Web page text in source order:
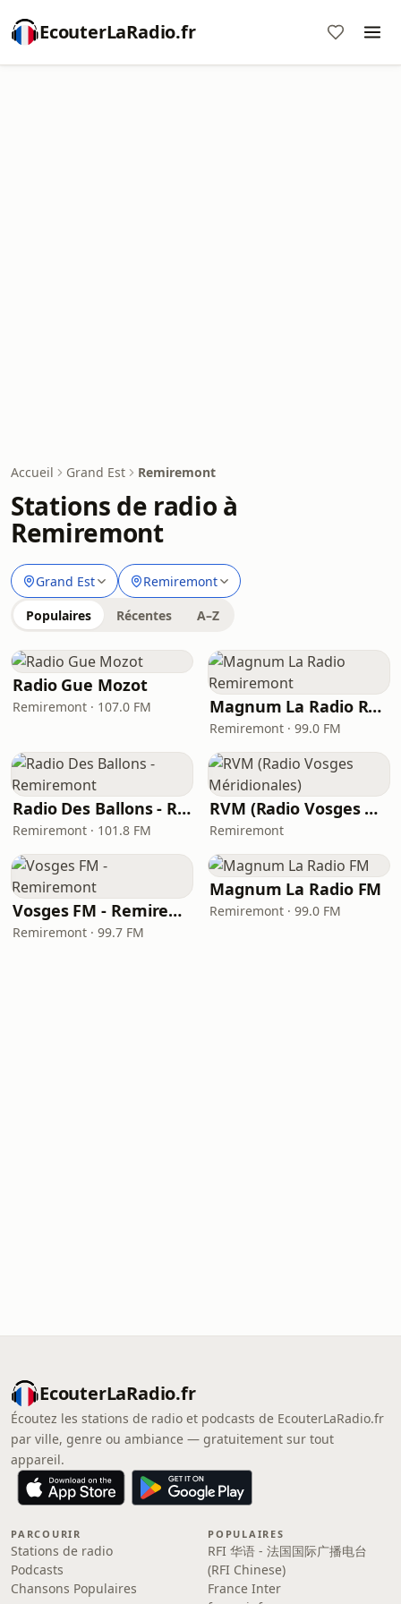
EcouterLaRadio.fr
Accueil Grand Est Remiremont
Stations de radio à
Remiremont
Grand Est Remiremont
Populaires Récentes A–Z
Radio Gue Mozot
Remiremont · 107.0 FM Magnum La Radio Remiremont
Remiremont · 99.0 FM
Radio Des Ballons - Remiremont
Remiremont · 101.8 FM
RVM (Radio Vosges Méridionales)
Remiremont
Vosges FM - Remiremont
Remiremont · 99.7 FM
Magnum La Radio FM
Remiremont · 99.0 FM
EcouterLaRadio.fr
Écoutez les stations de radio et podcasts de EcouterLaRadio.fr
par ville, genre ou ambiance — gratuitement sur tout
appareil.
PARCOURIR
Stations de radio
Podcasts
Chansons Populaires
POPULAIRES
RFI 华语 - 法国国际广播电台
(RFI Chinese)
France Inter